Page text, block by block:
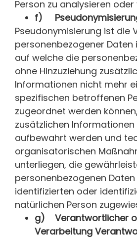
Person zu analysieren
f)
Pseudonymisierung ist die
personenbezogener Daten
auf welche die
ohne Hinzuziehung
Informationen nicht mehr
spezifischen betroffenen
zugeordnet werden
zusätzlichen
aufbewahrt werden und
organisatorischen
unterliegen, die
personenbezogenen
identifizierten oder
natürlichen Person
g) Verantwortlicher
Verarbeitung